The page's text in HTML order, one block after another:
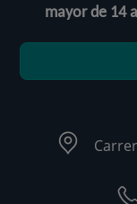
mayor de 14